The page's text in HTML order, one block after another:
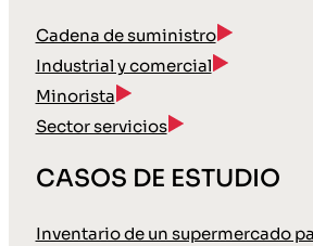
Cadena de suministro
Industrial y comercial
Minorista
Sector servicios
CASOS DE ESTUDIO
Inventario de un supermercado